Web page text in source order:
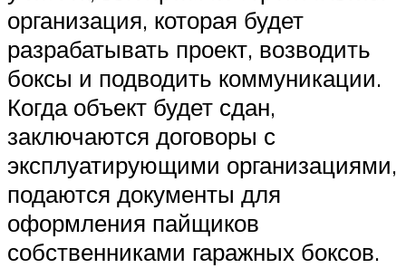
организация, которая будет
разрабатывать проект, возводить
боксы и подводить коммуникации.
Когда объект будет сдан,
заключаются договоры с
эксплуатирующими организациями,
подаются документы для
оформления пайщиков
собственниками гаражных боксов.